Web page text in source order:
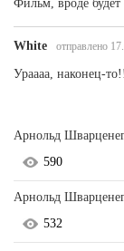
Фильм, вроде будет
White отправлено
Ураааа, наконец-
Арнольд
590
Арнольд
532